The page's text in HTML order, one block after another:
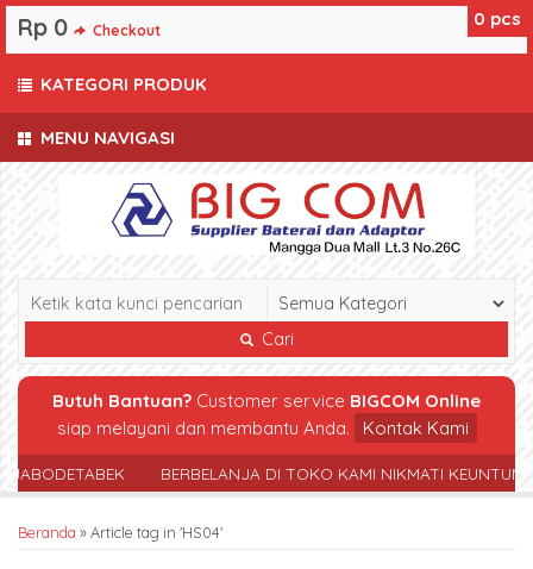
MENU NAVIGASI
Cari
Butuh Bantuan? Customer service BIGCOM Online
siap melayani dan membantu Anda.
Kontak Kami
BERBELANJA DI TOKO KAMI NIKMATI
Beranda »Article tag in 'HS04'
0 pcs
Rp 0 Checkout
KATEGORI PRODUK